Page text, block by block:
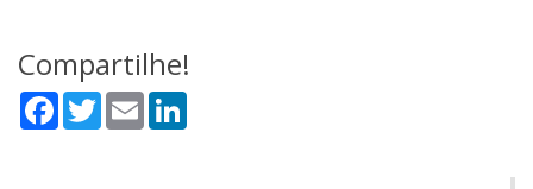
Compartilhe!
Facebook
TwitterEmail